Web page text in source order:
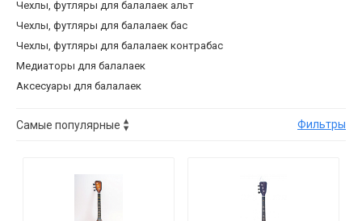
Чехлы, футляры для балалаек альт
Чехлы, футляры для балалаек бас
Чехлы, футляры для балалаек контрабас
Медиаторы для балалаек
Аксесуары для балалаек
Фильтры